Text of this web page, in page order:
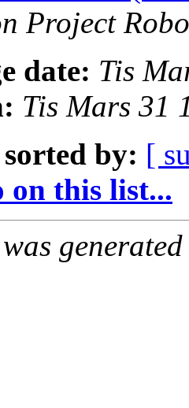
Project
date: Tis
Tis Mars 31
sorted by: [
on this list...